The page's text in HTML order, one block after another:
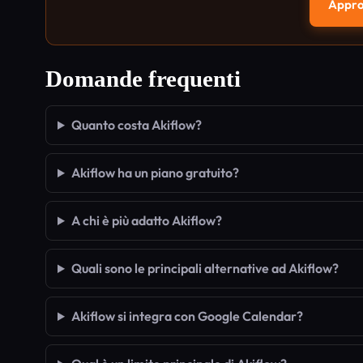
Domande frequenti
Quanto costa Akiflow?
Akiflow ha un piano gratuito?
A chi è più adatto Akiflow?
Quali sono le principali alternative ad Akiflow?
Akiflow si integra con Google Calendar?